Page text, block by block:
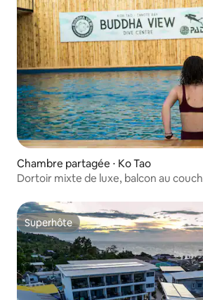
Chambre partagée ⋅ Ko Tao
Dortoir mixte de luxe, balcon au
Superhôte
Superhôte